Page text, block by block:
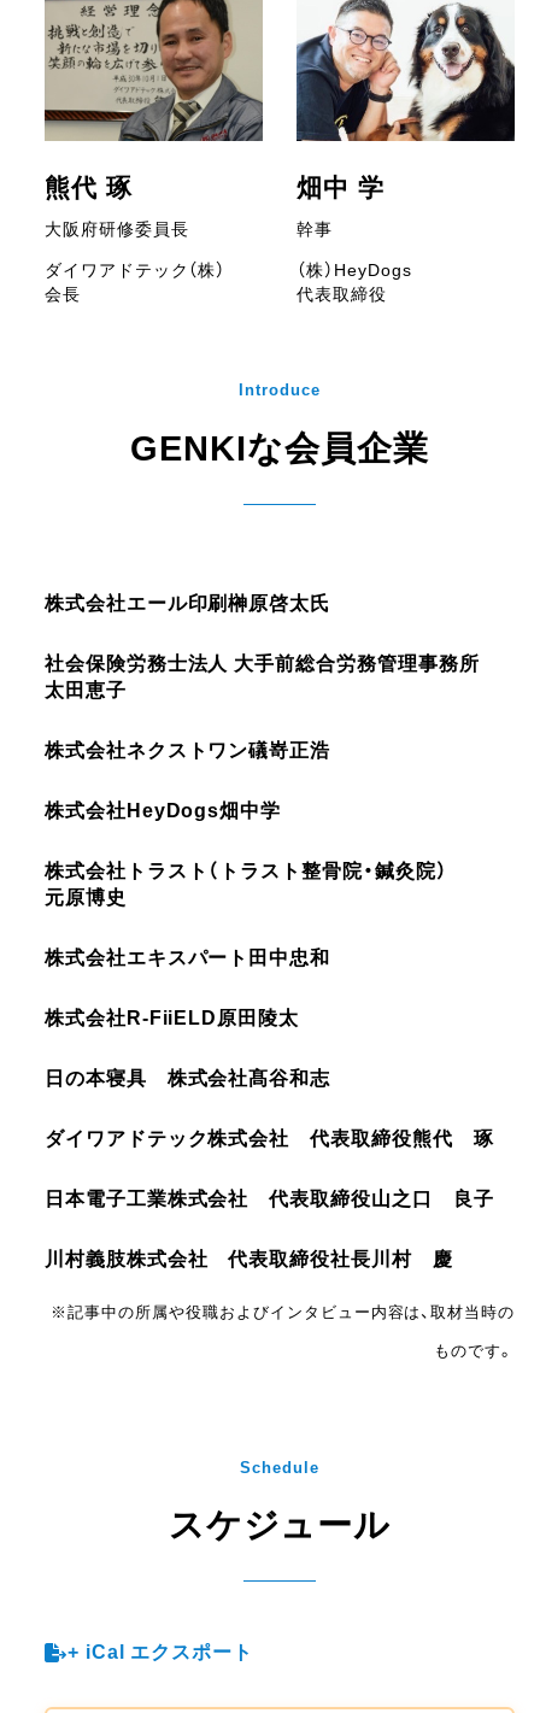
熊代 琢
大阪府研修委員長
ダイワアドテック（株）
会長
畑中 学
幹事
（株）HeyDogs
代表取締役
Introduce
GENKIな会員企業
株式会社エール印刷榊原啓太氏
社会保険労務士法人 大手前総合労務管理事務所
太田恵子
株式会社ネクストワン礒嵜正浩
株式会社HeyDogs畑中学
株式会社トラスト（トラスト整骨院・鍼灸院）
元原博史
株式会社エキスパート 田中忠和
株式会社R‐FiiELD 原田陵太
日の本寝具 株式会社髙谷和志
ダイワアドテック株式会社 代表取締役熊代 琢
日本電子工業株式会社 代表取締役山之口 良子
川村義肢株式会社 代表取締役社長 川村 慶
※記事中の所属や役職およびインタビュー内容は、取材当時の
ものです。
Schedule
スケジュール
+ iCal エクスポート